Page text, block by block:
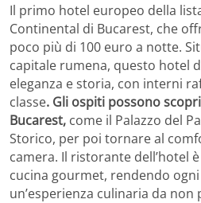
Il primo hotel europeo della
Continental di Bucarest, che
poco più di 100 euro a notte.
capitale rumena, questo hotel
eleganza e storia, con interni
classe. Gli ospiti possono
Bucarest, come il Palazzo del
Storico, per poi tornare al
camera. Il ristorante dell’hotel
cucina gourmet, rendendo
un’esperienza culinaria da non